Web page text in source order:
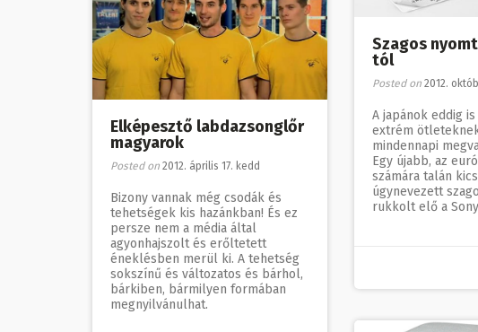
Szagos
tól
Posted on 2012.
A japánok eddig
extrém
mindennapi
Egy újabb, az
számára talán
úgynevezett
rukkolt elő a
Elképesztő labdazsonglőr
magyarok
Posted on 2012. április 17. kedd
Bizony vannak még csodák és
tehetségek kis hazánkban! És ez
persze nem a média által
agyonhajszolt és erőltetett
éneklésben merül ki. A tehetség
sokszínű és változatos és bárhol,
bárkiben, bármilyen formában
megnyilvánulhat.